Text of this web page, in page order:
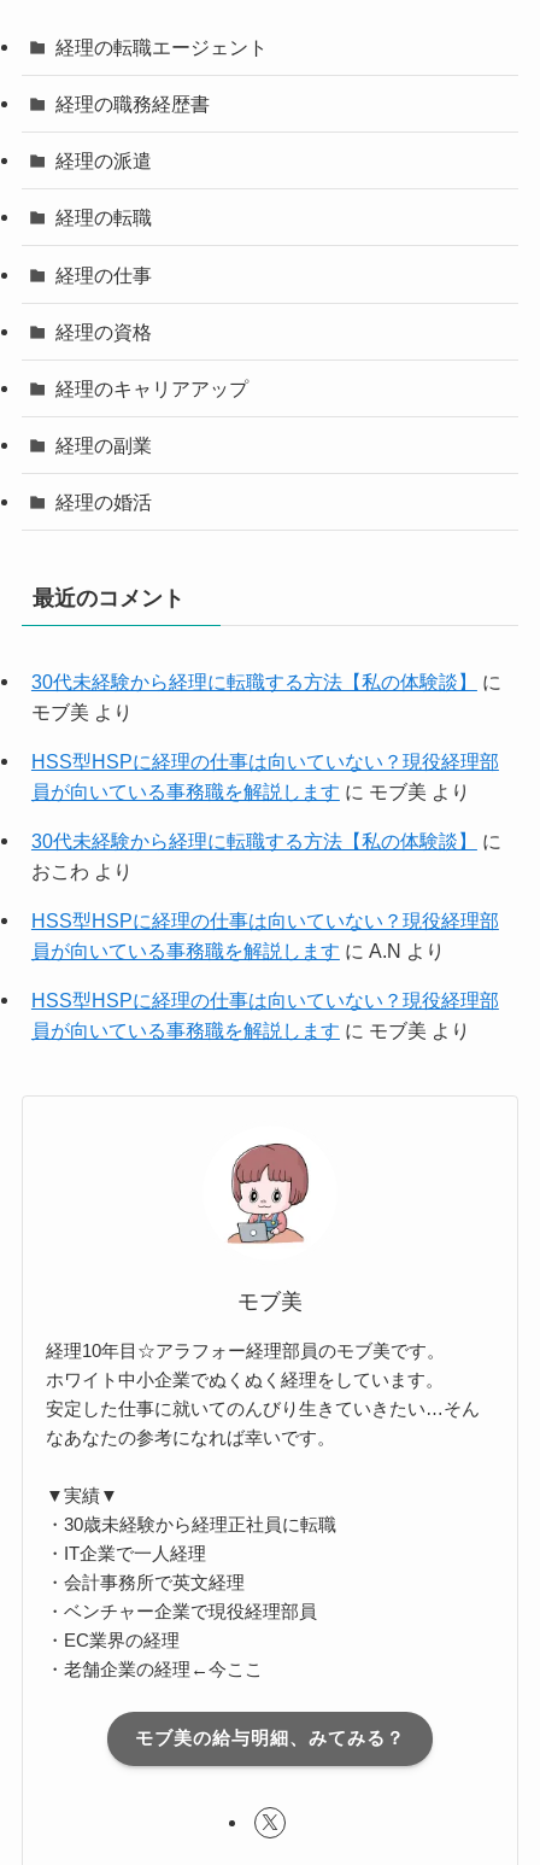
経理の転職エージェント
経理の職務経歴書
経理の派遣
経理の転職
経理の仕事
経理の資格
経理のキャリアアップ
経理の副業
経理の婚活
最近のコメント
30代未経験から経理に転職する方法【私の体験談】
に
モブ美 より
HSS型HSPに経理の仕事は向いていない？現役経理部
員が向いている事務職を解説します に モブ美 より
30代未経験から経理に転職する方法【私の体験談】
に
おこわ より
HSS型HSPに経理の仕事は向いていない？現役経理部
員が向いている事務職を解説します に A.N より
HSS型HSPに経理の仕事は向いていない？現役経理部
員が向いている事務職を解説します に モブ美 より
モブ美
経理10年目☆アラフォー経理部員のモブ美です。
ホワイト中小企業でぬくぬく経理をしています。
安定した仕事に就いてのんびり生きていきたい…そん
なあなたの参考になれば幸いです。
▼実績▼
・30歳未経験から経理正社員に転職
・IT企業で一人経理
・会計事務所で英文経理
・ベンチャー企業で現役経理部員
・EC業界の経理
・老舗企業の経理←今ここ
モブ美の給与明細、みてみる？